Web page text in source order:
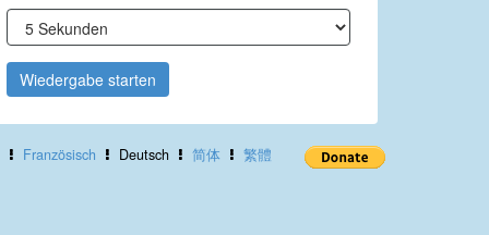
Wiedergabe starten
Französisch Deutsch 简体 繁體